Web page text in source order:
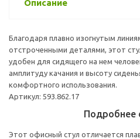
Описание
Благодаря плавно изогнутым
отстроченными деталями, этот
удобен для сидящего на нем
амплитуду качания и высоту
комфортного использования.
Артикул: 593.862.17
Подробнее
Этот офисный стул отличается